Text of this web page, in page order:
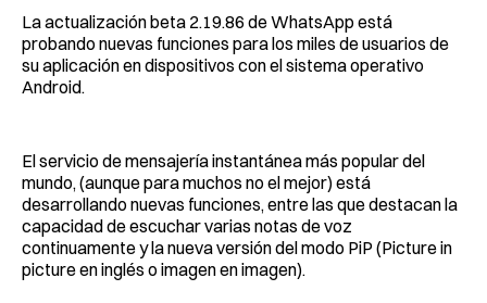
La actualización beta 2.19.86 de WhatsApp está
probando nuevas funciones para los miles de usuarios de
su aplicación en dispositivos con el sistema operativo
Android.
El servicio de mensajería instantánea más popular del
mundo, (aunque para muchos no el mejor) está
desarrollando nuevas funciones, entre las que destacan la
capacidad de escuchar varias notas de voz
continuamente y la nueva versión del modo PiP (Picture in
picture en inglés o imagen en imagen).